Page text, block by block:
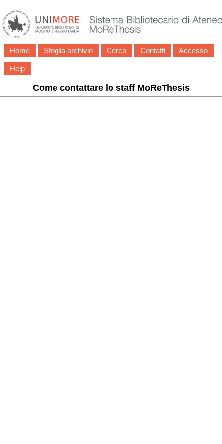
Home Sfoglia archivio Cerca Contatti Accesso
Help
Come contattare lo staff MoReThesis